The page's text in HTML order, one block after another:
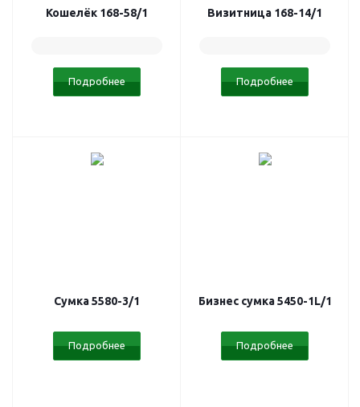
Кошелёк 168-58/1
Подробнее
Визитница 168-14/1
Подробнее
Сумка 5580-3/1
Подробнее
Бизнес сумка 5450-1L/1
Подробнее